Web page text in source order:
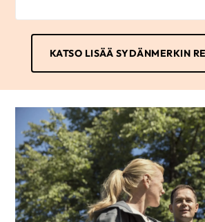
KATSO LISÄÄ SYDÄNMERKIN